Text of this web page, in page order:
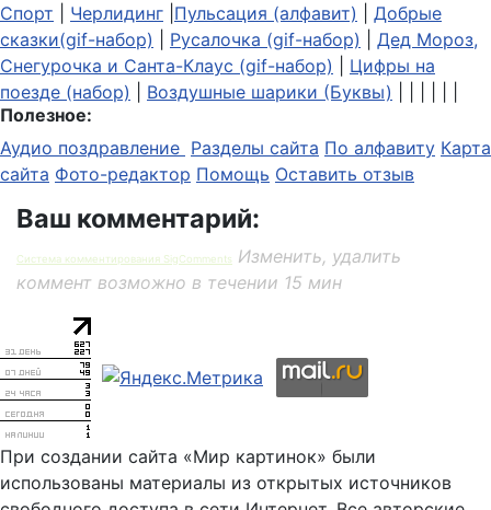
Спорт
Черлидинг Пульсация (алфавит)
Добрые
сказки(gif-набор)
Русалочка (gif-набор)
Дед Мороз,
Снегурочка и Санта-Клаус (gif-набор)
Цифры на
поезде (набор)
Воздушные шарики (Буквы)
Полезное:
Аудио поздравление Разделы сайта По алфавиту Карта
сайта Фото-редактор Помощь Оставить отзыв
Ваш комментарий:
Система комментирования SigComments
Изменить, удалить
коммент возможно в течении 15 мин
При создании сайта «Мир картинок» были
использованы материалы из открытых источников